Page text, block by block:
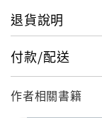
山陣屋，江戶
的傳統美食，
本的飛驒設計
驗。
退貨說明
付款/配送
作者相關書籍